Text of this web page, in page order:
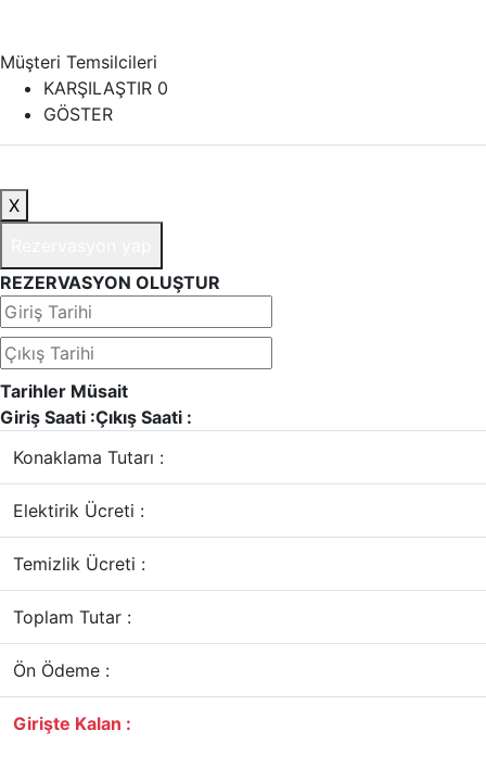
Müşteri Temsilcileri
KARŞILAŞTIR 0
GÖSTER
X
REZERVASYON OLUŞTUR
Tarihler Müsait
Giriş Saati :Çıkış Saati :
Konaklama Tutarı :
Elektirik Ücreti :
Temizlik Ücreti :
Toplam Tutar :
Ön Ödeme :
Girişte Kalan :